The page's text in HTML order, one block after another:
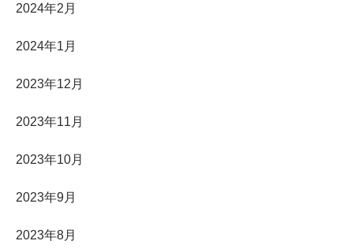
2024年2月
2024年1月
2023年12月
2023年11月
2023年10月
2023年9月
2023年8月